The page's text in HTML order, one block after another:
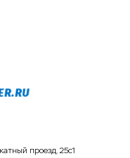
проезд, 25с1